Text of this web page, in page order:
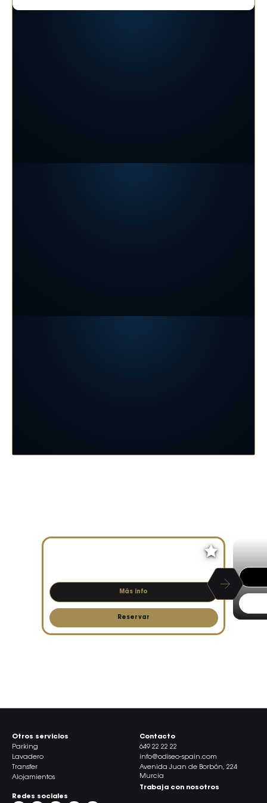
Más info
Reservar
Otros servicios
Parking
Lavadero
Transfer
Alojamientos
Contacto
649 22 22 22
info@odiseo-spain.com
Avenida Juan de Borbón, 224
Murcia
Trabaja con nosotros
Redes sociales